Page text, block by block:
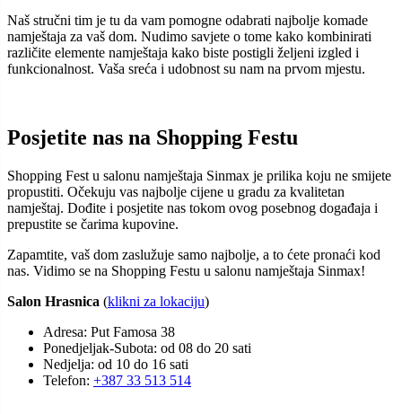
Naš stručni tim je tu da vam pomogne odabrati najbolje komade
namještaja za vaš dom. Nudimo savjete o tome kako kombinirati
različite elemente namještaja kako biste postigli željeni izgled i
funkcionalnost. Vaša sreća i udobnost su nam na prvom mjestu.
Posjetite nas na Shopping Festu
Shopping Fest u salonu namještaja Sinmax je prilika koju ne smijete
propustiti. Očekuju vas najbolje cijene u gradu za kvalitetan
namještaj. Dođite i posjetite nas tokom ovog posebnog događaja i
prepustite se čarima kupovine.
Zapamtite, vaš dom zaslužuje samo najbolje, a to ćete pronaći kod
nas. Vidimo se na Shopping Festu u salonu namještaja Sinmax!
Salon Hrasnica (klikni za lokaciju)
Adresa: Put Famosa 38
Ponedjeljak-Subota: od 08 do 20 sati
Nedjelja: od 10 do 16 sati
Telefon: +387 33 513 514